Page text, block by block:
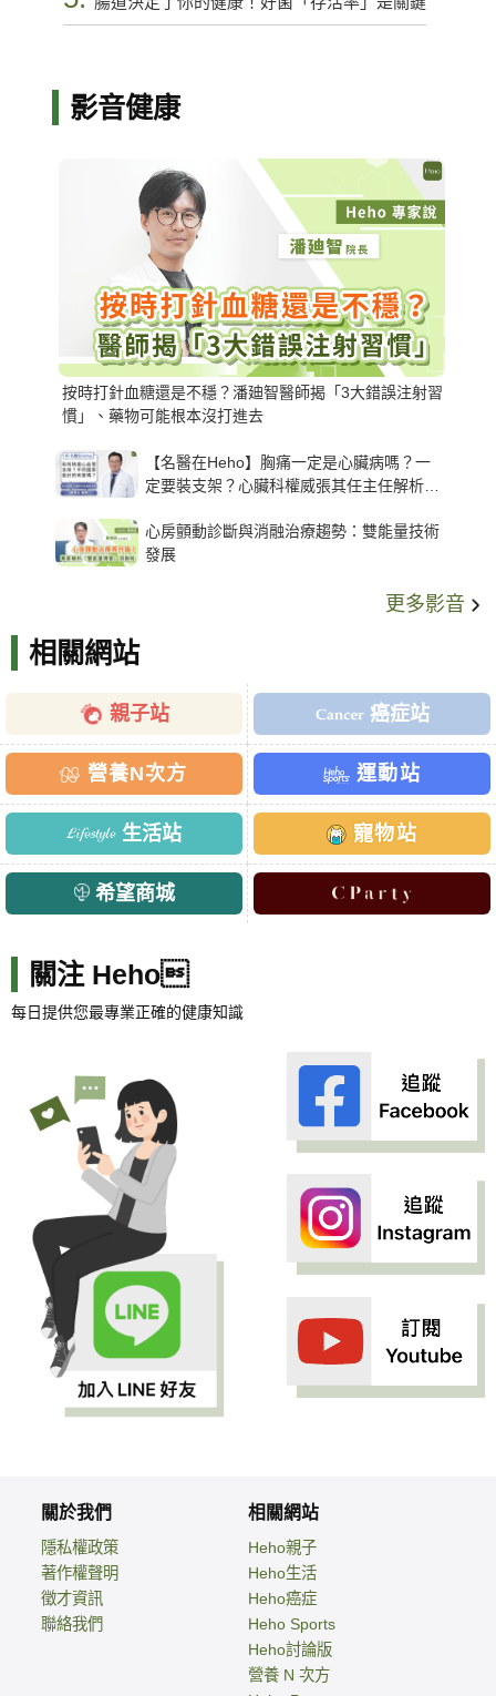
影音健康
按時打針血糖還是不穩？潘廸智醫師揭「3大錯誤注射習
慣」、藥物可能根本沒打進去
【名醫在Heho】胸痛一定是心臟病嗎？一
定要裝支架？心臟科權威張其任主任解析支
心房顫動診斷與消融治療趨勢：雙能量技術
發展
更多影音
相關網站
親子站 癌症站
營養N次方 運動站
生活站 寵物站
希望商城
關注 Heho
每日提供您最專業正確的健康知識
關於我們
隱私權政策
著作權聲明
徵才資訊
聯絡我們
相關網站
Heho親子
Heho生活
Heho癌症
Heho Sports
Heho討論版
營養 N 次方